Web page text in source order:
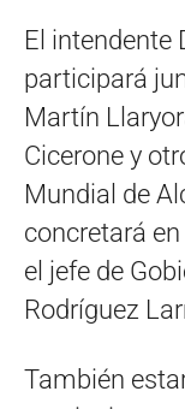
El intendente
participará
Martín
Cicerone y
Mundial de
concretará
el jefe de
Rodríguez
También